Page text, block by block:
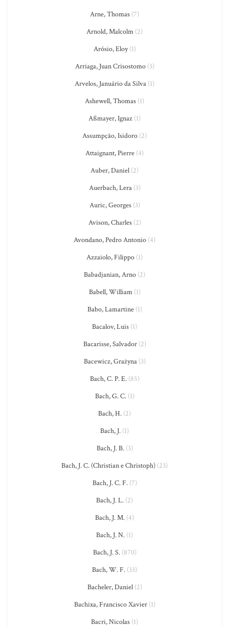
Arne, Thomas (7)
Arnold, Malcolm (2)
Arósio, Eloy(1)
Arriaga, Juan Crisostomo(3)
Arvelos, Januário da Silva (1)
Ashewell, Thomas (1)
Aßmayer, Ignaz (1)
Assumpção, Isidoro (2)
Attaignant, Pierre (4)
Auber, Daniel (2)
Auerbach, Lera(3)
Auric, Georges(3)
Avison, Charles(2)
Avondano, Pedro Antonio (4)
Azzaiolo, Filippo (1)
Babadjanian, Arno (2)
Babell, William(1)
Babo, Lamartine(1)
Bacalov, Luis (1)
Bacarisse, Salvador(2)
Bacewicz, Grażyna(3)
Bach, C. P. E.(85)
Bach, G. C.(1)
Bach, H. (2)
Bach, J. (1)
Bach, J. B.(3)
Bach, J. C. (Christian e Christoph) (23)
Bach, J. C. F.(7)
Bach, J. L. (2)
Bach, J. M. (4)
Bach, J. N. (1)
Bach, J. S.(870)
Bach, W. F. (33)
Bacheler, Daniel(2)
Bachixa, Francisco Xavier(1)
Bacri, Nicolas (1)